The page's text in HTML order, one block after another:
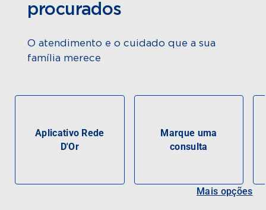
procurados
O atendimento e o cuidado que a sua
família merece
Aplicativo Rede
D'Or
Marque uma
consulta
Mais opções